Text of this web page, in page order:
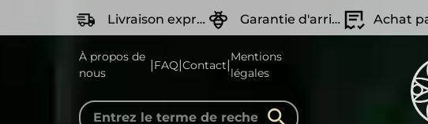
Passer à la navigation principale
Livraison express Garantie d'arrivée Vivante Achat par
À propos de
nous
|FAQ|Contact|
Mentions
légales